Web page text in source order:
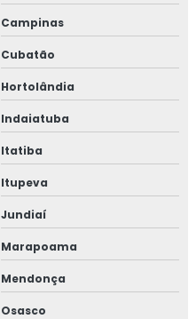
Campinas
Cubatão
Hortolândia
Indaiatuba
Itatiba
Itupeva
Jundiaí
Marapoama
Mendonça
Osasco